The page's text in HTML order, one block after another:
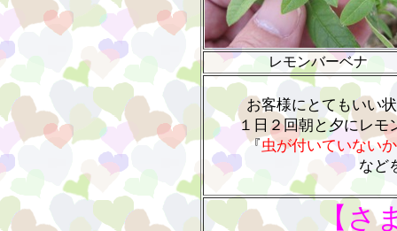
レモンバーベナ
お客様にとてもいい
１日２回朝と夕にレモ
『虫が付いていないか
など
【さ